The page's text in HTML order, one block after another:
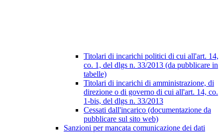
Titolari di incarichi politici di cui all'art. 14,
co. 1, del dlgs n. 33/2013 (da pubblicare in
tabelle)
Titolari di incarichi di amministrazione, di
direzione o di governo di cui all'art. 14, co.
1-bis, del dlgs n. 33/2013
Cessati dall'incarico (documentazione da
pubblicare sul sito web)
Sanzioni per mancata comunicazione dei dati